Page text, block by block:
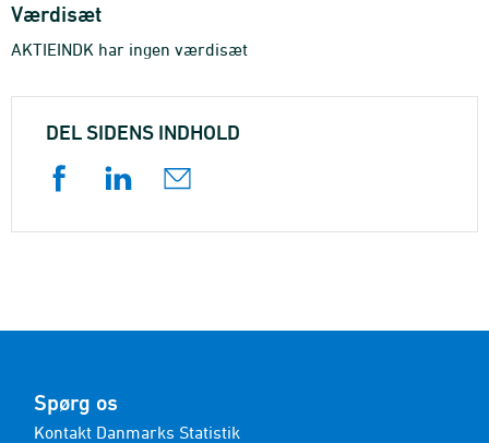
Værdisæt
AKTIEINDK har ingen værdisæt
DEL SIDENS INDHOLD
Spørg os
Kontakt Danmarks Statistik